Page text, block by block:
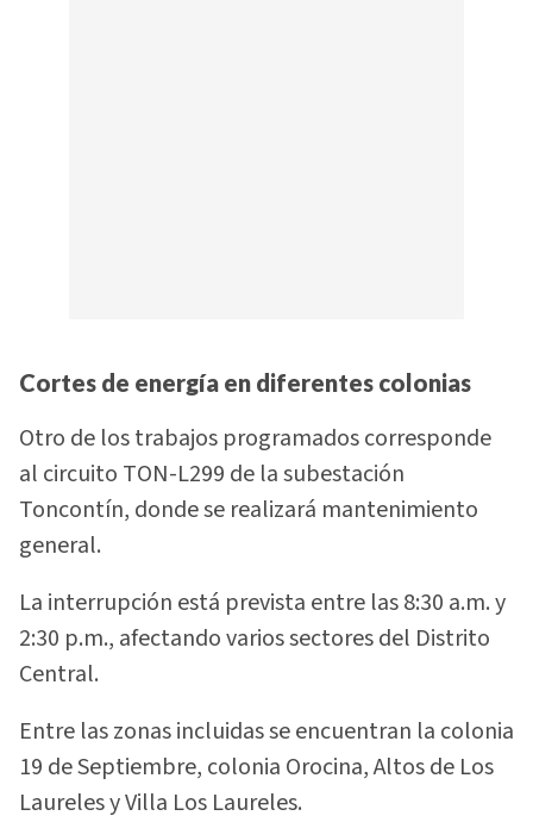
Cortes de energía en diferentes colonias
Otro de los trabajos programados corresponde
al circuito TON-L299 de la subestación
Toncontín, donde se realizará mantenimiento
general.
La interrupción está prevista entre las 8:30 a.m. y
2:30 p.m., afectando varios sectores del Distrito
Central.
Entre las zonas incluidas se encuentran la colonia
19 de Septiembre, colonia Orocina, Altos de Los
Laureles y Villa Los Laureles.